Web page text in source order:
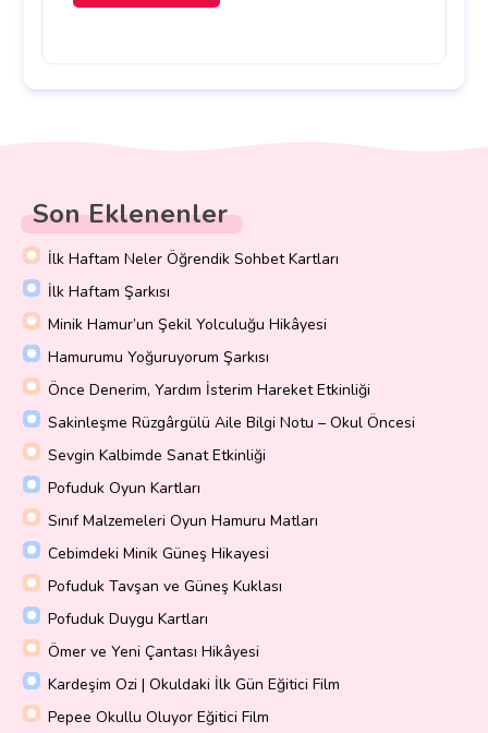
Son Eklenenler
İlk Haftam Neler Öğrendik Sohbet Kartları
İlk Haftam Şarkısı
Minik Hamur’un Şekil Yolculuğu Hikâyesi
Hamurumu Yoğuruyorum Şarkısı
Önce Denerim, Yardım İsterim Hareket Etkinliği
Sakinleşme Rüzgârgülü Aile Bilgi Notu – Okul Öncesi
Sevgin Kalbimde Sanat Etkinliği
Pofuduk Oyun Kartları
Sınıf Malzemeleri Oyun Hamuru Matları
Cebimdeki Minik Güneş Hikayesi
Pofuduk Tavşan ve Güneş Kuklası
Pofuduk Duygu Kartları
Ömer ve Yeni Çantası Hikâyesi
Kardeşim Ozi | Okuldaki İlk Gün Eğitici Film
Pepee Okullu Oluyor Eğitici Film